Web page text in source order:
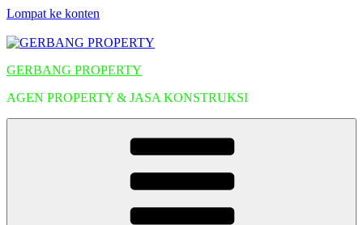
Lompat ke konten
GERBANG PROPERTY
AGEN PROPERTY & JASA KONSTRUKSI